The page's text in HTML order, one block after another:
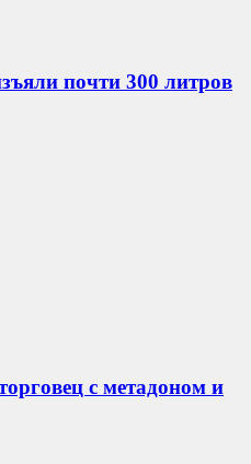
почти 300 литров
с метадоном и